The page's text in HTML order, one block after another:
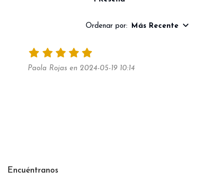
Ordenar por: Más Recente
Paola Rojas en 2024-05-19 10:14
Encuéntranos